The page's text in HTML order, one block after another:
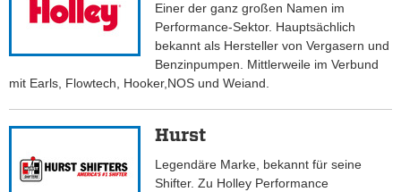
Einer der ganz großen Namen im
Performance-Sektor. Hauptsächlich
bekannt als Hersteller von Vergasern und
Benzinpumpen. Mittlerweile im Verbund
mit Earls, Flowtech, Hooker,NOS und Weiand.
Hurst
Legendäre Marke, bekannt für seine
Shifter. Zu Holley Performance